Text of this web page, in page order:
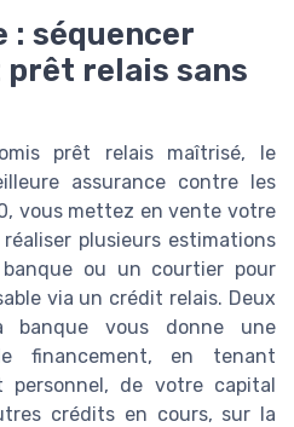
: séquencer
relais sans
prêt relais maîtrisé, le
assurance contre les
vous mettez en vente votre
plusieurs estimations
ou un courtier pour
via un crédit relais. Deux
banque vous donne une
financement, en tenant
personnel, de votre capital
crédits en cours, sur la